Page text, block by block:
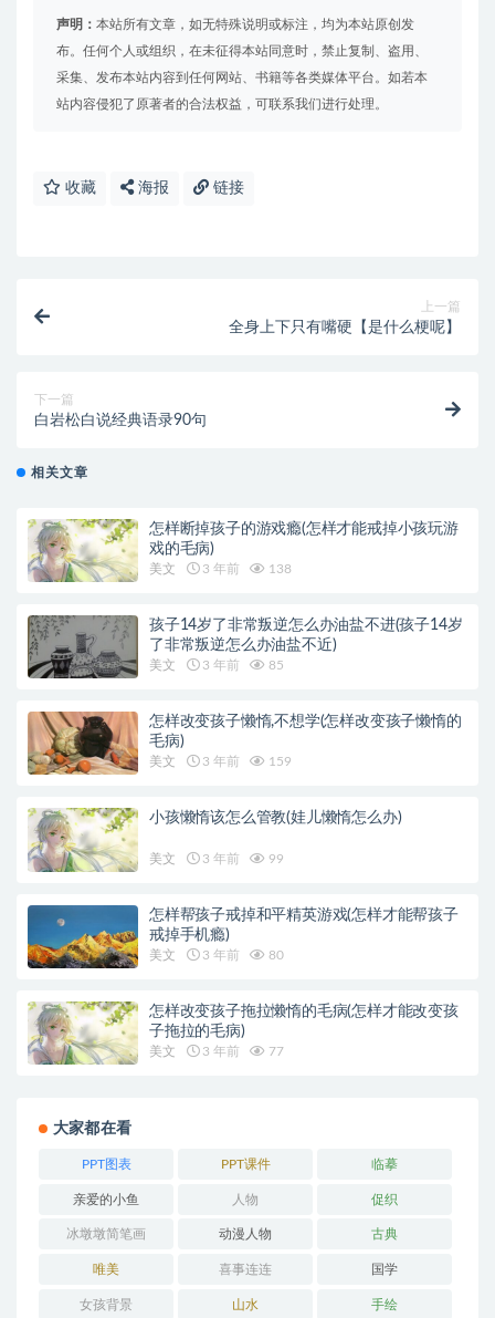
声明： 本站所有文章，如无特殊说明或标注，均为本站原创发
布。任何个人或组织，在未征得本站同意时，禁止复制、盗用、
采集、发布本站内容到任何网站、书籍等各类媒体平台。如若本
站内容侵犯了原著者的合法权益，可联系我们进行处理。
收藏 海报 链接
上一篇
全身上下只有嘴硬【是什么梗呢】
下一篇
白岩松白说经典语录90句
相关文章
怎样断掉孩子的游戏瘾(怎样才能戒掉小孩玩游
戏的毛病)
美文 3 年前 138
孩子14岁了非常叛逆怎么办油盐不进(孩子14岁
了非常叛逆怎么办油盐不近)
美文 3 年前 85
怎样改变孩子懒惰,不想学(怎样改变孩子懒惰的
毛病)
美文 3 年前 159
小孩懒惰该怎么管教(娃儿懒惰怎么办)
美文 3 年前 99
怎样帮孩子戒掉和平精英游戏(怎样才能帮孩子
戒掉手机瘾)
美文 3 年前 80
怎样改变孩子拖拉懒惰的毛病(怎样才能改变孩
子拖拉的毛病)
美文 3 年前 77
大家都在看
PPT图表 PPT课件 临摹
亲爱的小鱼 人物 促织
冰墩墩简笔画 动漫人物 古典
唯美 喜事连连 国学
女孩背景 山水 手绘